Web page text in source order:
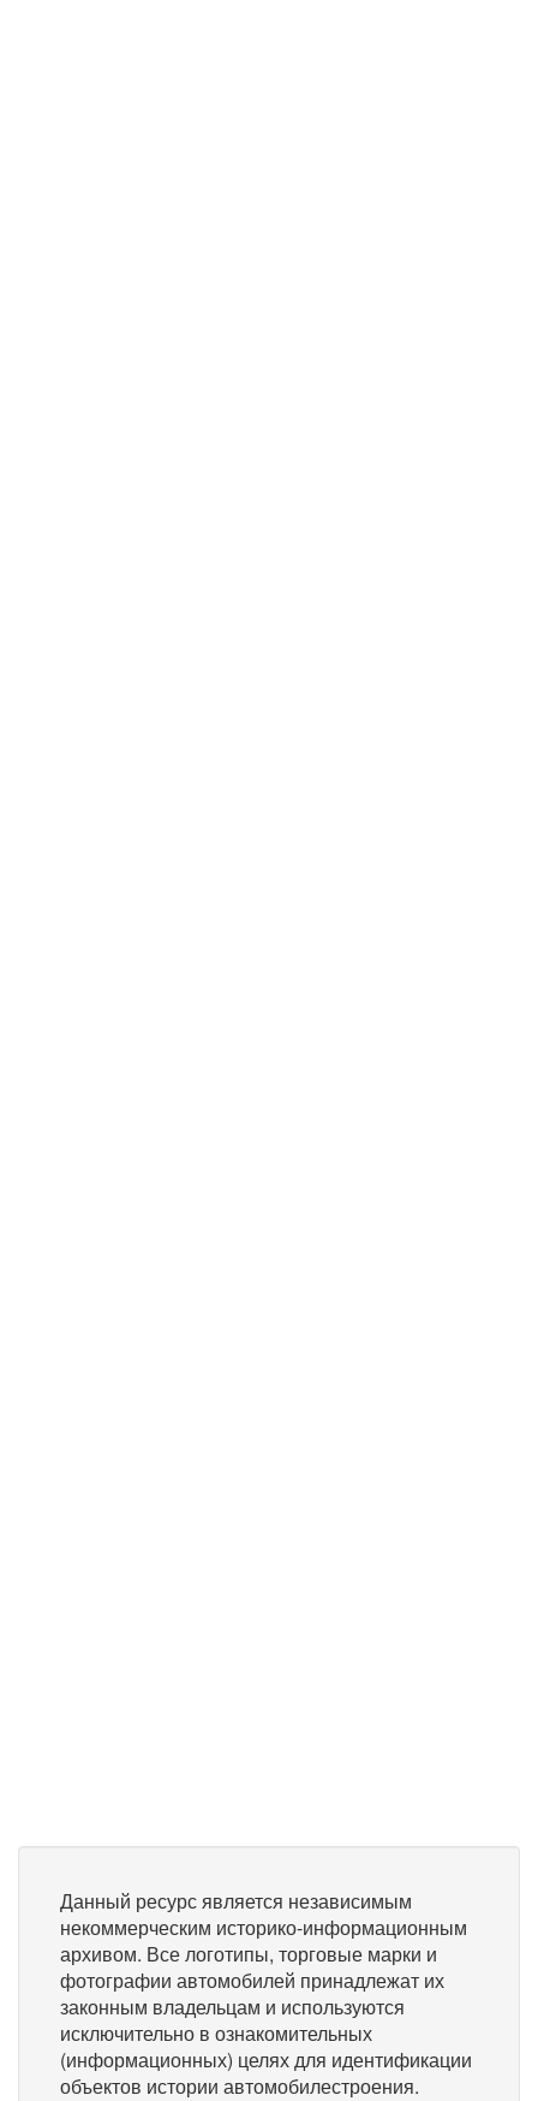
Данный ресурс является независимым
некоммерческим историко-информационным
архивом. Все логотипы, торговые марки и
фотографии автомобилей принадлежат их
законным владельцам и используются
исключительно в ознакомительных
(информационных) целях для идентификации
объектов истории автомобилестроения.